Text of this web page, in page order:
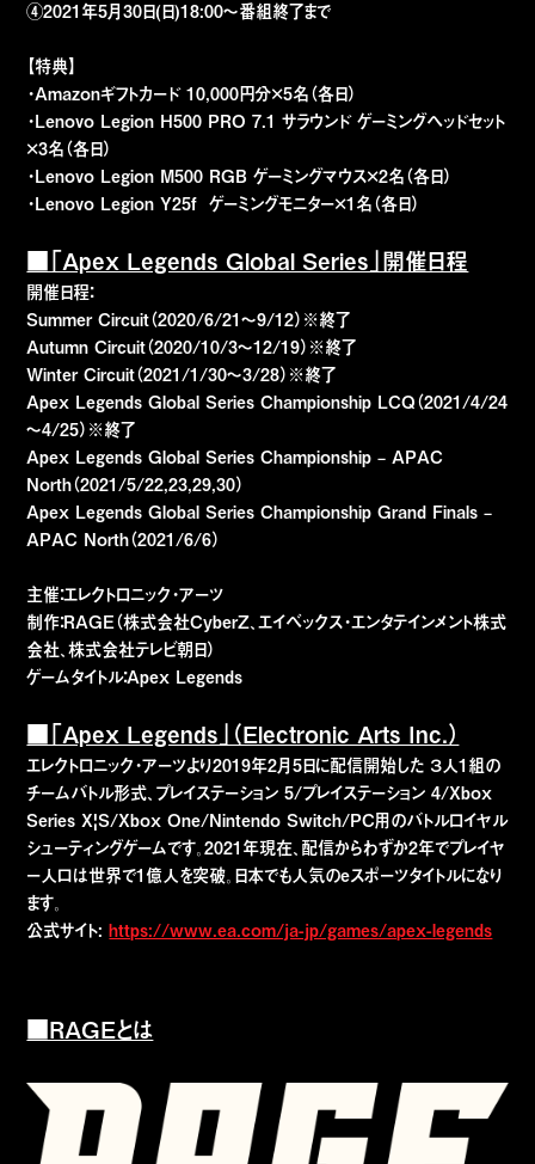
④2021年5月30日(日)18:00〜番組終了まで
【特典】
・Amazonギフトカード 10,000円分×5名（各日）
・Lenovo Legion H500 PRO 7.1 サラウンド ゲーミングヘッドセット
×3名（各日）
・Lenovo Legion M500 RGB ゲーミングマウス×2名（各日）
・Lenovo Legion Y25f ゲーミングモニター×1名（各日）
■「Apex Legends Global Series」開催日程
開催日程：
Summer Circuit（2020/6/21～9/12）※終了
Autumn Circuit（2020/10/3～12/19）※終了
Winter Circuit（2021/1/30～3/28）※終了
Apex Legends Global Series Championship LCQ（2021/4/24
～4/25）※終了
Apex Legends Global Series Championship – APAC
North（2021/5/22,23,29,30）
Apex Legends Global Series Championship Grand Finals –
APAC North（2021/6/6）
主催：エレクトロニック・アーツ
制作：RAGE（株式会社CyberZ、エイベックス・エンタテインメント株式
会社、株式会社テレビ朝日）
ゲームタイトル：Apex Legends
■「Apex Legends」（Electronic Arts Inc.）
エレクトロニック・アーツより2019年2月5日に配信開始した ３人1組の
チームバトル形式、プレイステーション 5/プレイステーション 4/Xbox
Series X|S/Xbox One/Nintendo Switch/PC用のバトルロイヤル
シューティングゲームです。2021年現在、配信からわずか2年でプレイヤ
ー人口は世界で1億人を突破。日本でも人気のeスポーツタイトルになり
ます。
公式サイト:https://www.ea.com/ja-jp/games/apex-legends
■RAGEとは